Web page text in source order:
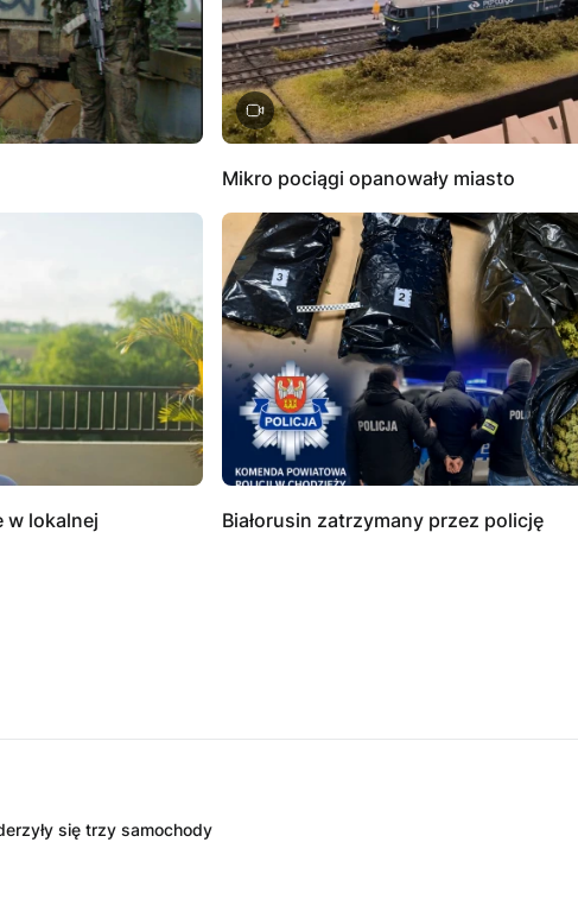
Mikro pociągi opanowały miasto
w lokalnej
Białorusin zatrzymany przez policję
się trzy samochody